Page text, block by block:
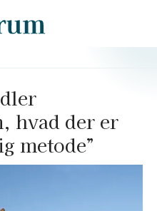
hvad der er
metode”